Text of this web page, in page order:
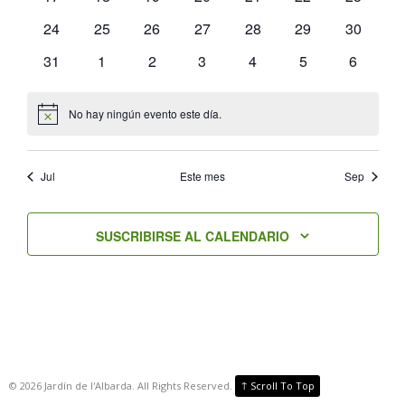
0
24
0
25
0
26
0
27
0
28
0
29
0
30
0
31
0
1
0
2
0
3
0
4
0
5
0
6
Aviso No hay ningún evento este día.
Jul Este mes Sep
SUSCRIBIRSE AL CALENDARIO
© 2026 Jardín de l'Albarda. All Rights Reserved. ↑ Scroll To Top